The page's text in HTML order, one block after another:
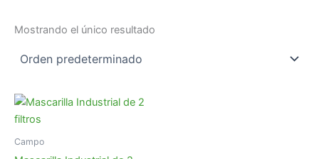
Mostrando el único resultado
Campo